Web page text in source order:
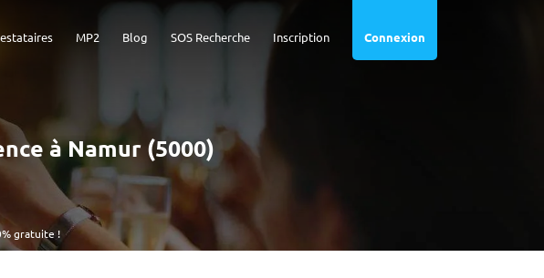
Connexion
Inscription
SOS Recherche
Blog
MP2
gratuite !
à Namur (5000)